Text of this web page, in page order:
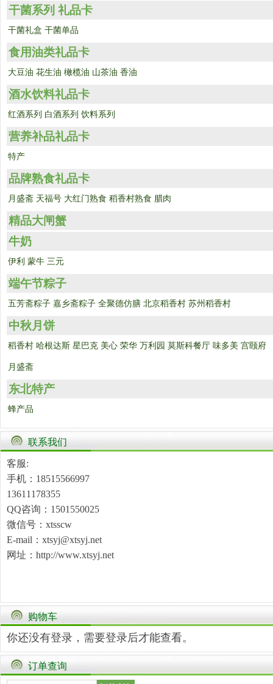
干菌系列 礼品卡
干菌礼盒 干菌单品
食用油类礼品卡
大豆油 花生油 橄榄油 山茶油 香油
酒水饮料礼品卡
红酒系列 白酒系列 饮料系列
营养补品礼品卡
特产
品牌熟食礼品卡
月盛斋 天福号 大红门熟食 稻香村熟食 腊肉
精品大闸蟹
牛奶
伊利 蒙牛 三元
端午节粽子
五芳斋粽子 嘉乡斋粽子 全聚德仿膳 北京稻香村 苏州稻香村
中秋月饼
稻香村 哈根达斯 星巴克 美心 荣华 万利园 莫斯科餐厅 味多美 宫颐府
月盛斋
东北特产
蜂产品
联系我们
客服:
手机：18515566997
13611178355
QQ咨询：1501550025
微信号：xtsscw
E-mail：xtsyj@xtsyj.net
网址：http://www.xtsyj.net
购物车
你还没有登录，需要登录后才能查看。
订单查询